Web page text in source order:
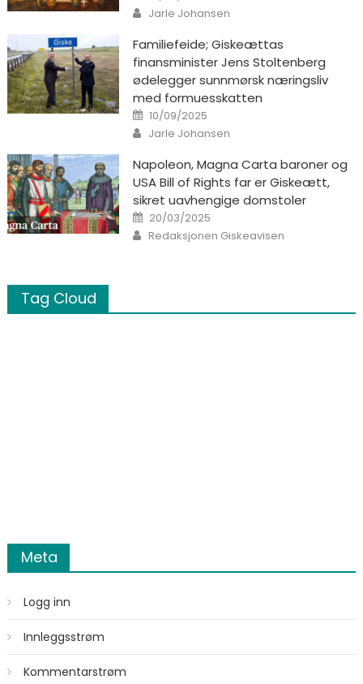
Author
Jarle Johansen
Familiefeide; Giskeættas
finansminister Jens Stoltenberg
ødelegger sunnmørsk næringsliv
med formuesskatten
Posted on
10/09/2025
Author
Jarle Johansen
Napoleon, Magna Carta baroner og
USA Bill of Rights far er Giskeætt,
sikret uavhengige domstoler
Posted on
20/03/2025
Author
Redaksjonen Giskeavisen
Tag Cloud
Meta
Logg inn
Innleggsstrøm
Kommentarstrøm